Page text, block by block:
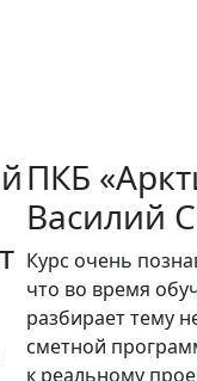
ПКБ
Василий
Курс очень
что во время
разбирает тему
сметной
к реальному